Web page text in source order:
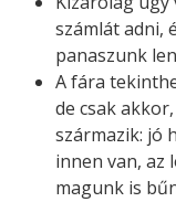
számlát adni,
panaszunk
A fára
de csak
származik: jó
innen van, az
magunk is